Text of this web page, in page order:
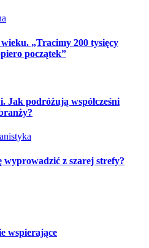
„Tracimy 200 tysięcy
początek”
podróżują współcześni
wyprowadzić z szarej strefy?
wspierające